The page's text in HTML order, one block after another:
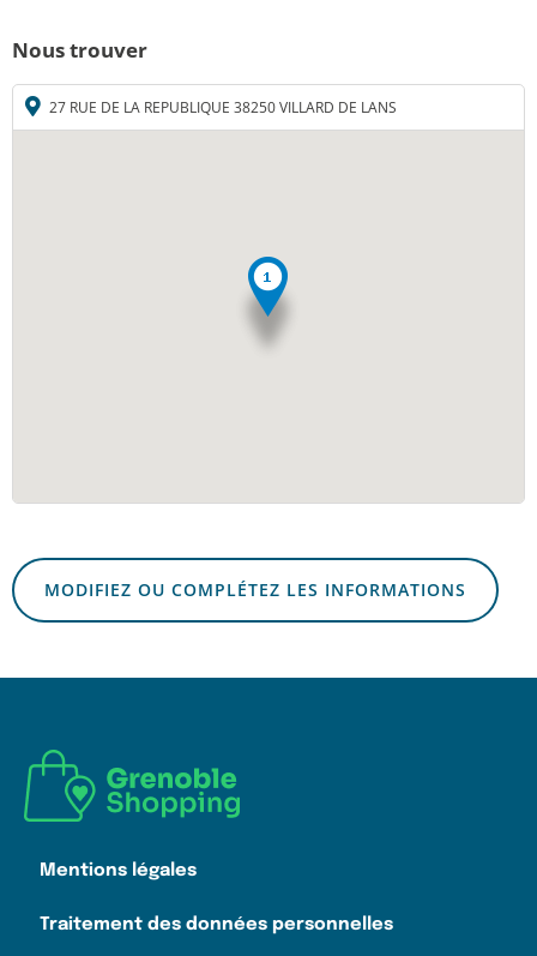
Nous trouver
27 RUE DE LA REPUBLIQUE 38250 VILLARD DE LANS
MODIFIEZ OU COMPLÉTEZ LES INFORMATIONS
Mentions légales
Traitement des données personnelles